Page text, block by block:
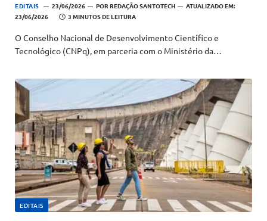
EDITAIS 23/06/2026 POR REDAÇÃO SANTOTECH
ATUALIZADO EM:
23/06/2026
3 MINUTOS DE LEITURA
O Conselho Nacional de Desenvolvimento Científico e
Tecnológico (CNPq), em parceria com o Ministério da…
EDITAIS